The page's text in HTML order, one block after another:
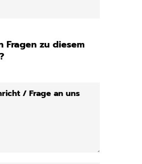
Fragen zu diesem